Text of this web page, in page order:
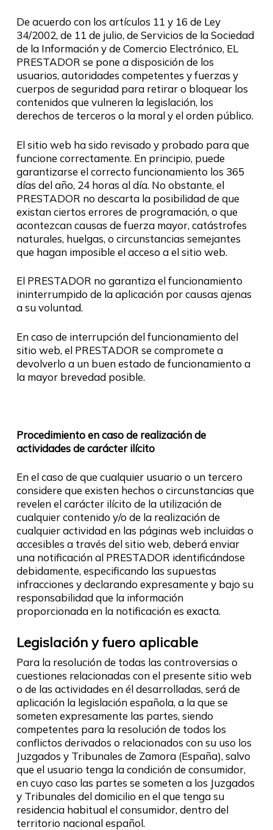
De acuerdo con los artículos 11 y 16 de Ley
34/2002, de 11 de julio, de Servicios de la Sociedad
de la Información y de Comercio Electrónico, EL
PRESTADOR se pone a disposición de los
usuarios, autoridades competentes y fuerzas y
cuerpos de seguridad para retirar o bloquear los
contenidos que vulneren la legislación, los
derechos de terceros o la moral y el orden público.
El sitio web ha sido revisado y probado para que
funcione correctamente. En principio, puede
garantizarse el correcto funcionamiento los 365
días del año, 24 horas al día. No obstante, el
PRESTADOR no descarta la posibilidad de que
existan ciertos errores de programación, o que
acontezcan causas de fuerza mayor, catástrofes
naturales, huelgas, o circunstancias semejantes
que hagan imposible el acceso a el sitio web.
El PRESTADOR no garantiza el funcionamiento
ininterrumpido de la aplicación por causas ajenas
a su voluntad.
En caso de interrupción del funcionamiento del
sitio web, el PRESTADOR se compromete a
devolverlo a un buen estado de funcionamiento a
la mayor brevedad posible.
Procedimiento en caso de realización de
actividades de carácter ilícito
En el caso de que cualquier usuario o un tercero
considere que existen hechos o circunstancias que
revelen el carácter ilícito de la utilización de
cualquier contenido y/o de la realización de
cualquier actividad en las páginas web incluidas o
accesibles a través del sitio web, deberá enviar
una notificación al PRESTADOR identificándose
debidamente, especificando las supuestas
infracciones y declarando expresamente y bajo su
responsabilidad que la información
proporcionada en la notificación es exacta.
Legislación y fuero aplicable
Para la resolución de todas las controversias o
cuestiones relacionadas con el presente sitio web
o de las actividades en él desarrolladas, será de
aplicación la legislación española, a la que se
someten expresamente las partes, siendo
competentes para la resolución de todos los
conflictos derivados o relacionados con su uso los
Juzgados y Tribunales de Zamora (España), salvo
que el usuario tenga la condición de consumidor,
en cuyo caso las partes se someten a los Juzgados
y Tribunales del domicilio en el que tenga su
residencia habitual el consumidor, dentro del
territorio nacional español.